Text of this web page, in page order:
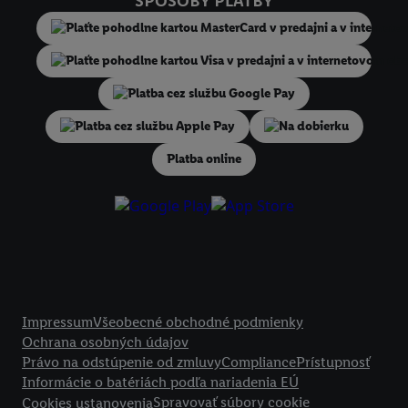
Na dobierku
Platba online
ImpressumVšeobecné obchodné podmienky
Ochrana osobných údajov
Právo na odstúpenie od zmluvyCompliancePrístupnosť
Informácie o batériách podľa nariadenia EÚ
Cookies ustanoveniaSpravovať súbory cookie
niekoľko koncových zariadení alebo používanie viacerých služieb
Lidl, pomocou vašej hashovanej e-mailovej adresy a prípadne ďalších
identifikátorov/identifikátorov, ktoré má spoločnosť Criteo SA k
V časti "Prispôsobiť
" môžete povoliť jednotlivé účely a nájsť ďalšie
podmienkach spracúvania osobných údajov.
Kliknutím na možnosť "Odmietnuť" môžete povoliť iba používanie
technológií. Kliknutím na "
" vyjadríte súhlas so
vyššie uvedené účely. Ďalšie informácie vrátane informácií o dobe
nájdete v našichzásadách ochrany osobných údajov